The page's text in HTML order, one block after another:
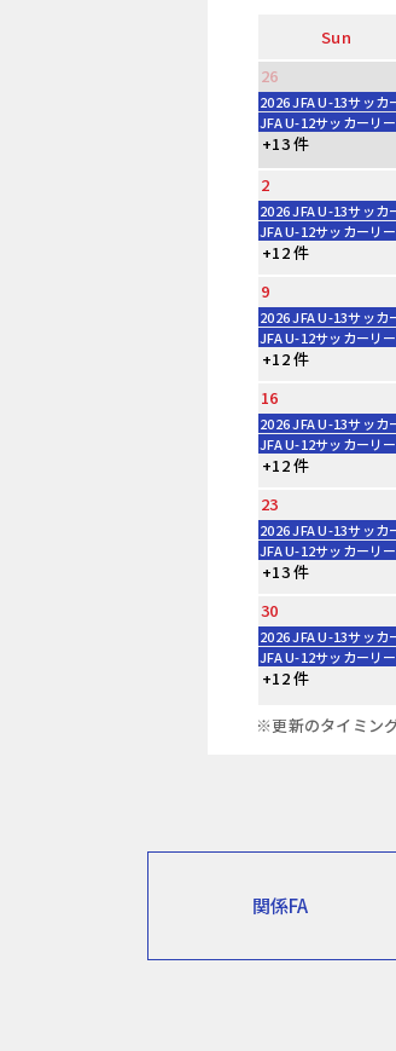
Sun
26
2026 JFA U-13サッカ
JFA U-12サッカーリ
+13 件
2
2026 JFA U-13サッカ
JFA U-12サッカーリ
+12 件
9
2026 JFA U-13サッカ
JFA U-12サッカーリ
+12 件
16
2026 JFA U-13サッカ
JFA U-12サッカーリ
+12 件
23
2026 JFA U-13サッカ
JFA U-12サッカーリ
+13 件
30
2026 JFA U-13サッカ
JFA U-12サッカーリ
+12 件
※更新のタイミン
関係FA